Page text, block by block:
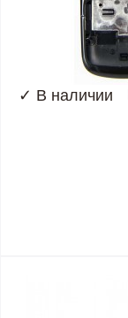
✓ В наличии